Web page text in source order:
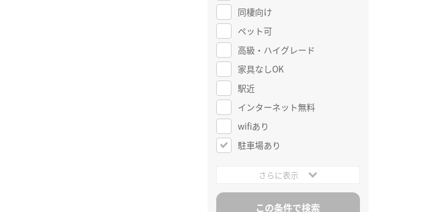
同棲向け
ペット可
高級・ハイグレード
家具なしOK
駅近
インターネット無料
wifiあり
駐車場あり
さらに表示